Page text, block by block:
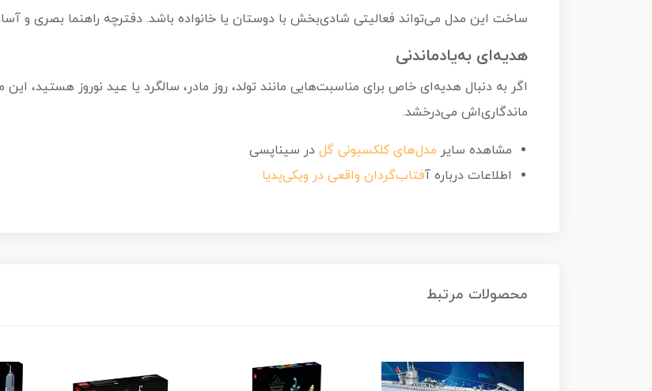
ساخت این مدل می‌تواند فعالیتی شادی‌بخش با دوستان یا خانواده باشد. دفترچه راهنما بصری و آسان است و
هدیه‌ای به‌یادماندنی
اگر به دنبال هدیه‌ای خاص برای مناسبت‌هایی مانند تولد، روز مادر، سالگرد یا عید نوروز هستید،
ماندگاری‌اش می‌درخشد.
مشاهده سایر مدل‌های کلکسیونی گل در سیناپسی
اطلاعات درباره آفتاب‌گردان واقعی در ویکی‌پدیا
محصولات مرتبط